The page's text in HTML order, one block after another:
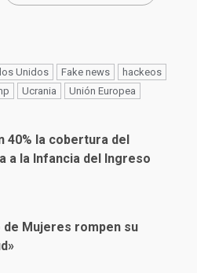
Unidos Fake news
hackeos
Ucrania Unión Europea
40% la cobertura del
a la Infancia del Ingreso
Mujeres rompen su